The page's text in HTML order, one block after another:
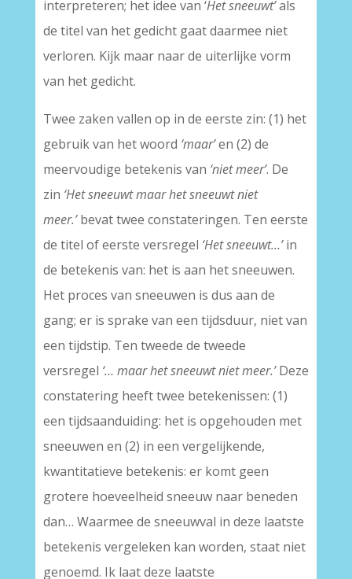
interpreteren; het idee van ‘Het sneeuwt’als
de titel van het gedicht gaat daarmee niet
verloren. Kijk maar naar de uiterlijke vorm
van het gedicht.
Twee zaken vallen op in de eerste zin: (1) het
gebruik van het woord ‘maar’en (2) de
meervoudige betekenis van ‘niet meer’. De
zin ‘Het sneeuwt maar het sneeuwt niet
meer.’bevat twee constateringen. Ten eerste
de titel of eerste versregel ‘Het sneeuwt…’in
de betekenis van: het is aan het sneeuwen.
Het proces van sneeuwen is dus aan de
gang; er is sprake van een tijdsduur, niet van
een tijdstip. Ten tweede de tweede
versregel ‘… maar het sneeuwt niet meer.’Deze
constatering heeft twee betekenissen: (1)
een tijdsaanduiding: het is opgehouden met
sneeuwen en (2) in een vergelijkende,
kwantitatieve betekenis: er komt geen
grotere hoeveelheid sneeuw naar beneden
dan… Waarmee de sneeuwval in deze laatste
betekenis vergeleken kan worden, staat niet
genoemd. Ik laat deze laatste